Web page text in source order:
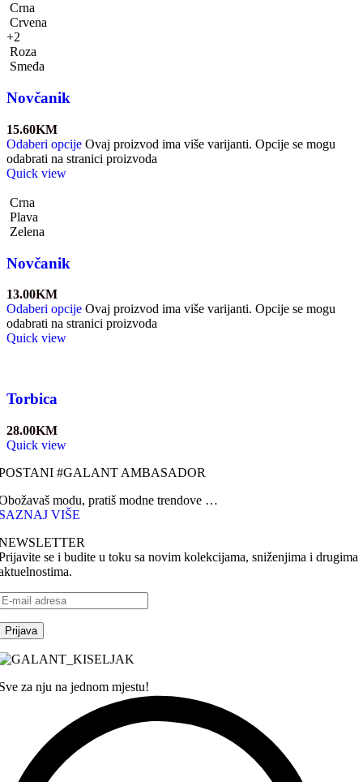
Crna
Crvena
+2
Roza
Smeđa
Novčanik
15.60KM
Odaberi opcije Ovaj proizvod ima više varijanti. Opcije se mogu
odabrati na stranici proizvoda
Quick view
Crna
Plava
Zelena
Novčanik
13.00KM
Odaberi opcije Ovaj proizvod ima više varijanti. Opcije se mogu
odabrati na stranici proizvoda
Quick view
Torbica
28.00KM
Quick view
#GALANT AMBASADOR
modu, pratiš modne trendove …
VIŠE
se i budite u toku sa novim kolekcijama, sniženjima i drugima
za nju na jednom mjestu!